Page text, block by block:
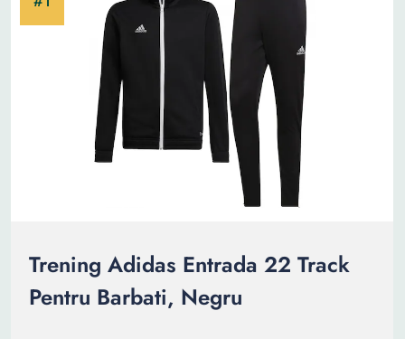
Trening Adidas Entrada 22 Track
Pentru Barbati, Negru